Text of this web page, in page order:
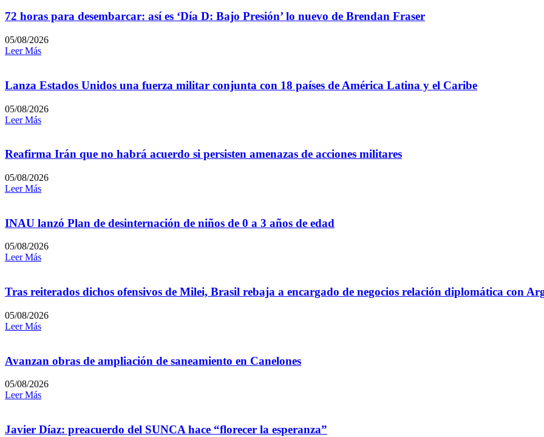
72 horas para desembarcar: así es ‘Día D: Bajo Presión’ lo nuevo de Brendan Fraser
05/08/2026
Leer Más
Lanza Estados Unidos una fuerza militar conjunta con 18 países de América Latina y el Caribe
05/08/2026
Leer Más
Reafirma Irán que no habrá acuerdo si persisten amenazas de acciones militares
05/08/2026
Leer Más
INAU lanzó Plan de desinternación de niños de 0 a 3 años de edad
05/08/2026
Leer Más
Tras reiterados dichos ofensivos de Milei, Brasil rebaja a encargado de negocios relación diplomática con
05/08/2026
Leer Más
Avanzan obras de ampliación de saneamiento en Canelones
05/08/2026
Leer Más
Javier Díaz: preacuerdo del SUNCA hace “florecer la esperanza”